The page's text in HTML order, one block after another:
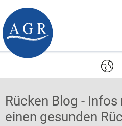
Rücken Blog - Infos
einen gesunden